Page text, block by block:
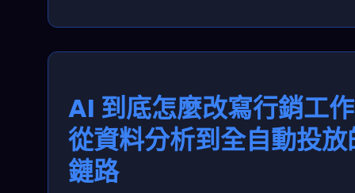
AI 到底怎麼改寫行銷工
從資料分析到全自動投放
鏈路